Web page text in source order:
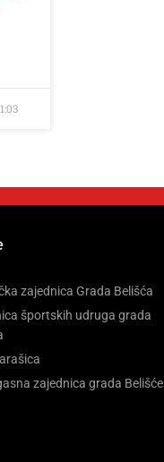
zajednica Grada Belišća
športskih udruga grada
zajednica grada Belišće